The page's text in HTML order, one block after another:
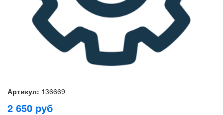
Артикул: 136669
2 650 руб